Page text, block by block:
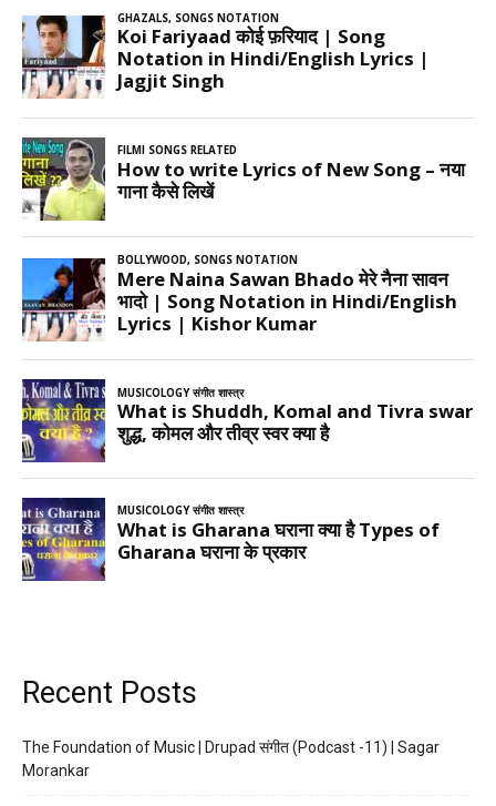
Recent Posts
The Foundation of Music | Drupad संगीत (Podcast -11) | Sagar
Morankar